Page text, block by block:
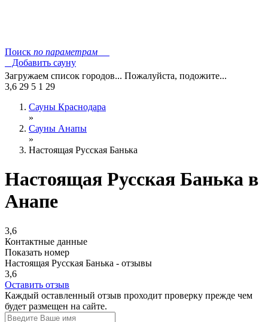
Поиск по параметрам
Добавить сауну
Загружаем список городов... Пожалуйста, подожите...
3,6 29 5 1 29
Сауны Краснодара
»
Сауны Анапы
»
Настоящая Русская Банька
Настоящая Русская Банька в
Анапе
3,6
Контактные данные
Показать номер
Настоящая Русская Банька - отзывы
3,6
Оставить отзыв
Каждый оставленный отзыв проходит проверку прежде чем
будет размещен на сайте.